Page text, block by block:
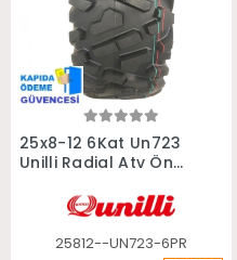
Sepete Ekle
25x8-12 6Kat Un723
Unilli Radial Atv Ön
25812--UN723-6PR